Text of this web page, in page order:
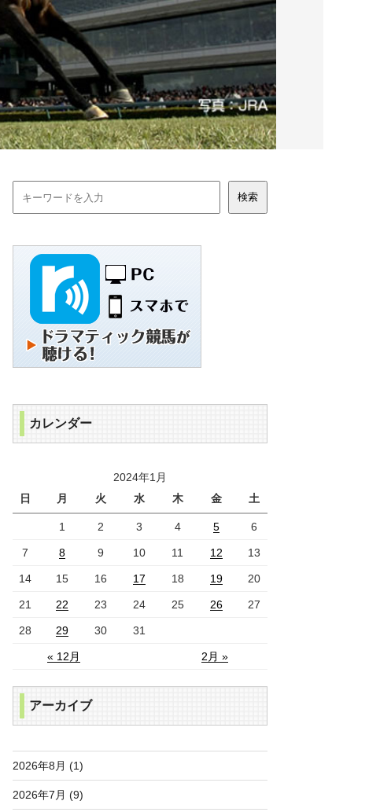
カレンダー
2024年1月
日
月 火 水 木 金 土
« 12月 2月 »
1 2 3 4 5 6
7 8 9 10 11 12 13
14 15 16 17 18 19 20
21 22 23 24 25 26 27
28 29 30 31
アーカイブ
2026年8月 (1)
2026年7月 (9)